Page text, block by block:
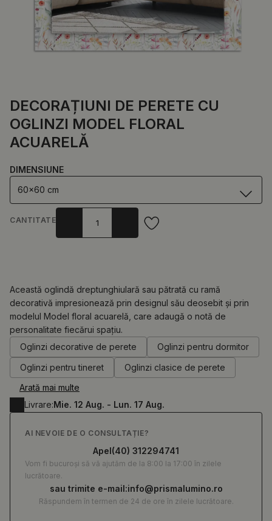
DECORAȚIUNI DE PERETE CU
OGLINZI MODEL FLORAL
ACUARELĂ
DIMENSIUNE
60x60 cm
CANTITATE
0.00RON
Această oglindă dreptunghiulară sau pătrată cu ramă
decorativă impresionează prin designul său deosebit și prin
modelul Model floral acuarelă, care adaugă o notă de
personalitate fiecărui spațiu.
Oglinzi decorative de perete
Oglinzi pentru dormitor
Oglinzi pentru tineret
Oglinzi clasice de perete
Arată mai multe
Livrare:Mie. 12 Aug. - Lun. 17 Aug.
AI NEVOIE DE O CONSULTAȚIE?
Apel(40) 312294741
Vom fi bucuroși să vă ajutăm de la 8:00 la 17:00 în zilele
lucrătoare.
sau trimite e-mail:info@prismalumino.ro
Răspundem în termen de 24 de ore în zilele lucrătoare.